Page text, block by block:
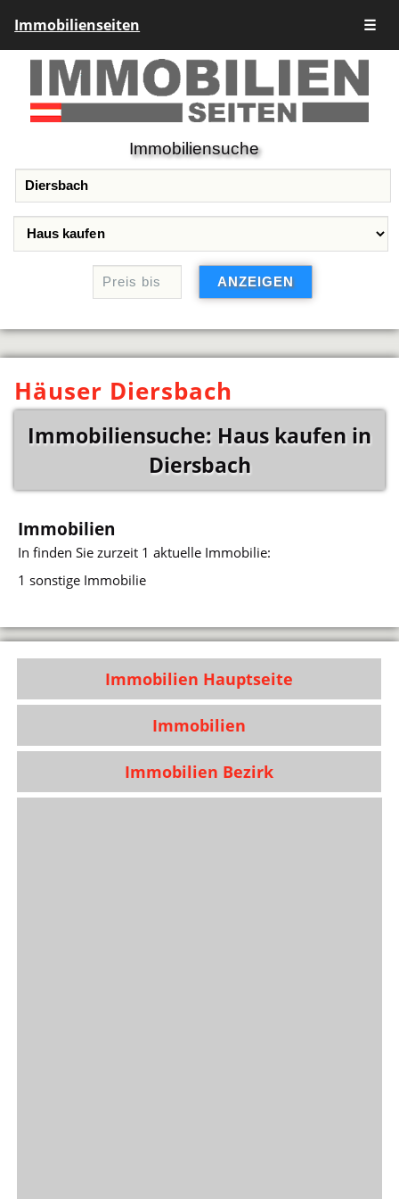
Immobilienseiten ☰
Immobiliensuche
Häuser Diersbach
Immobiliensuche: Haus kaufen in
Diersbach
Immobilien
Infinden Sie zurzeit 1 aktuelle Immobilie:
1 sonstige Immobilie
Immobilien Hauptseite
Immobilien
Immobilien Bezirk